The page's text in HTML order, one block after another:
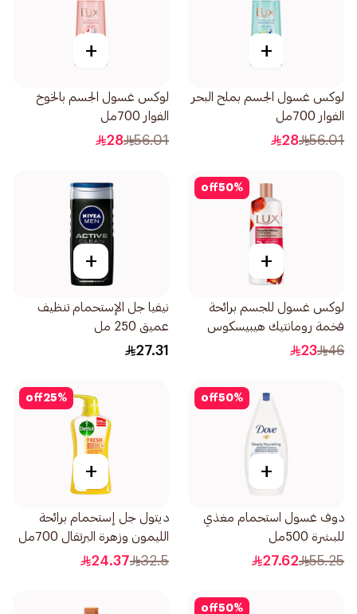
+
لوكس غسول الجسم بملح البحر
الفوار 700مل
56.01
28
+
لوكس غسول الجسم بالخوخ
الفوار 700مل
56.01
28
50%
off
+
لوكس غسول للجسم برائحة
فخمة رومانتيك هيبيسكوس
500مل
46
23
+
نيفيا جل الإستحمام تنظيف
عميق 250 مل
27.31
50%
off
+
دوف غسول استحمام مغذي
للبشرة 500مل
55.25
27.62
25%
off
+
ديتول جل إستحمام برائحة
الليمون وزهرة البرتقال 700مل
32.5
24.37
50%
off